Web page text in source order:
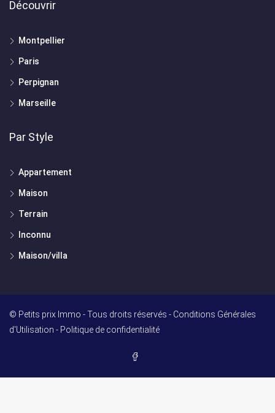
Découvrir
Montpellier
Paris
Perpignan
Marseille
Par Style
Appartement
Maison
Terrain
Inconnu
Maison/villa
© Petits prix Immo - Tous droits réservés - Conditions Générales
d'Utilisation - Politique de confidentialité